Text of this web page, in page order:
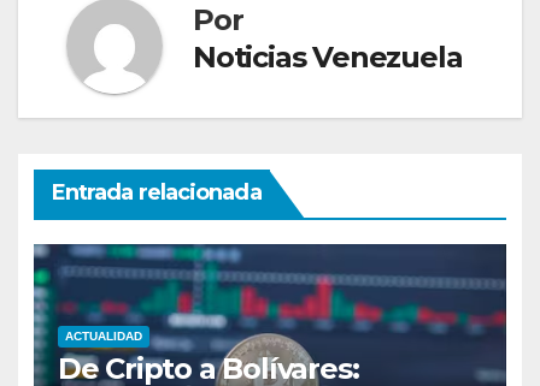
Por
Noticias Venezuela
Entrada relacionada
ACTUALIDAD
De Cripto a Bolívares: